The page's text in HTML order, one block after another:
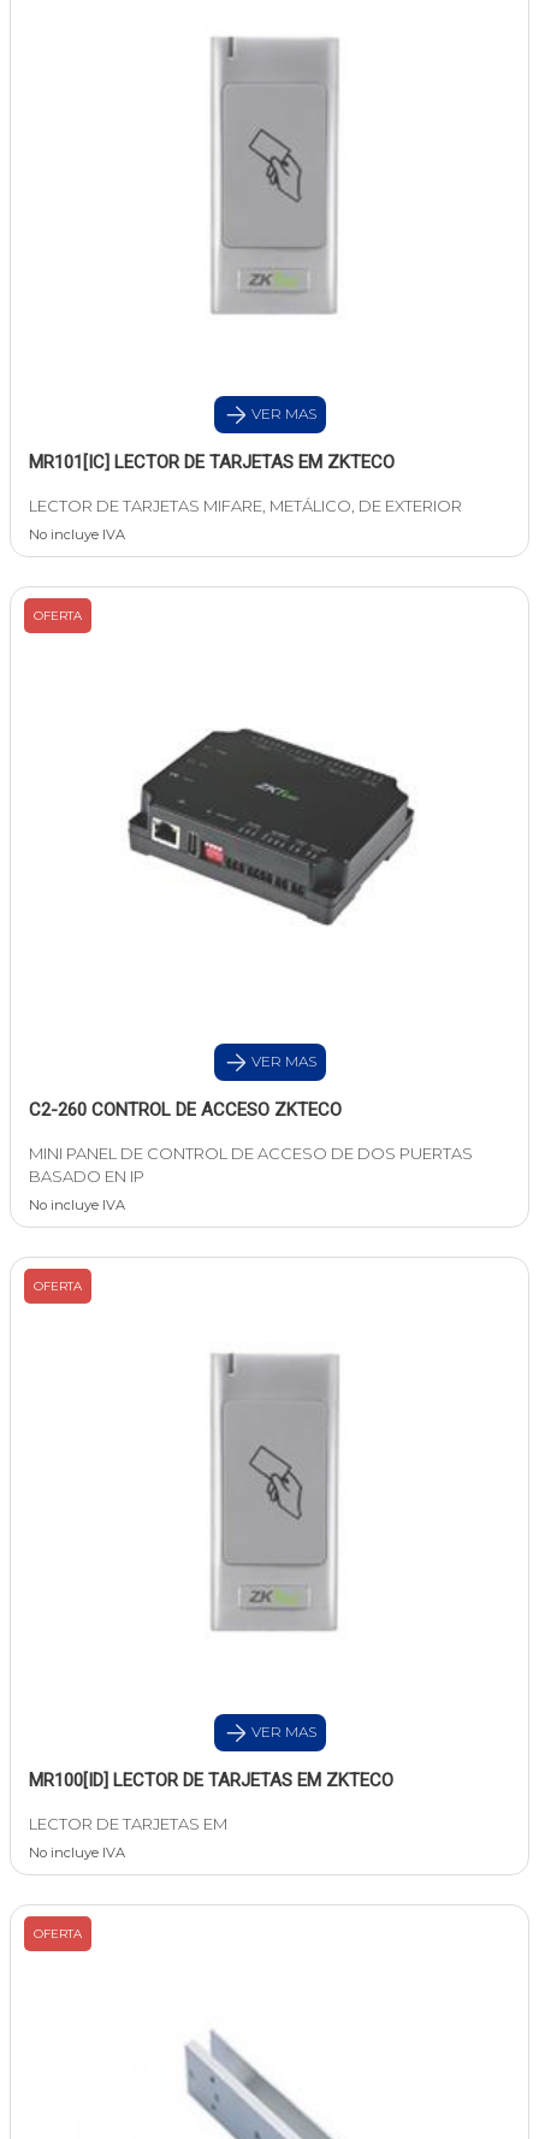
VER MAS
MR101[IC] LECTOR DE TARJETAS EM ZKTECO
LECTOR DE TARJETAS MIFARE, METÁLICO, DE EXTERIOR
No incluye IVA
OFERTA
VER MAS
C2-260 CONTROL DE ACCESO ZKTECO
MINI PANEL DE CONTROL DE ACCESO DE DOS PUERTAS
BASADO EN IP
No incluye IVA
OFERTA
VER MAS
MR100[ID] LECTOR DE TARJETAS EM ZKTECO
LECTOR DE TARJETAS EM
No incluye IVA
OFERTA